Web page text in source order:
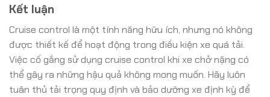
Kết luận
Cruise control là một tính năng hữu ích, nhưng nó không
được thiết kế để hoạt động trong điều kiện xe quá tải.
Việc cố gắng sử dụng cruise control khi xe chở nặng có
thể gây ra những hậu quả không mong muốn. Hãy luôn
tuân thủ tải trọng quy định và bảo dưỡng xe định kỳ để